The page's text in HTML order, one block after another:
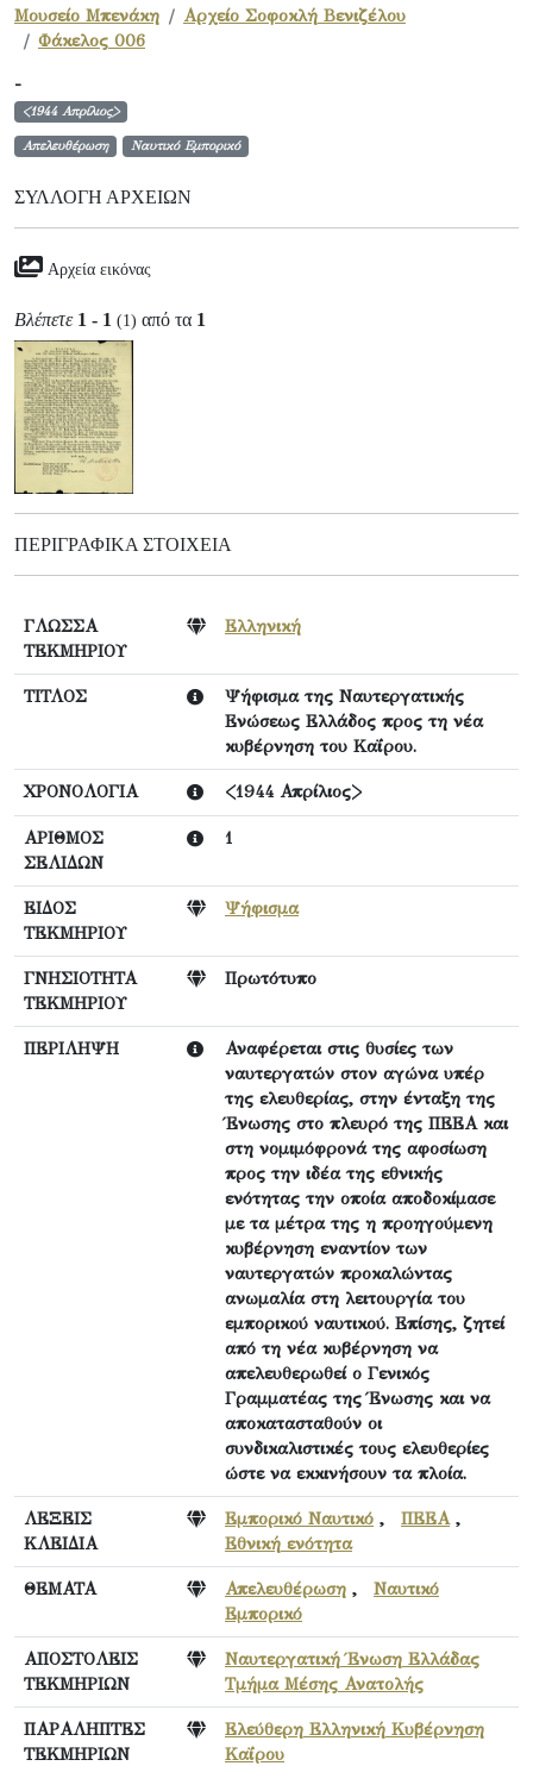
Μουσείο Μπενάκη
Αρχείο Σοφοκλή Βενιζέλου
Φάκελος 006
-
<1944 Απρίλιος>
Απελευθέρωση Ναυτικό Εμπορικό
ΣΥΛΛΟΓΉ ΑΡΧΕΊΩΝ
Αρχεία εικόνας
Βλέπετε 1 - 1 (1) από τα 1
ΠΕΡΙΓΡΑΦΙΚΆ ΣΤΟΙΧΕΊΑ
ΓΛΩΣΣΑ
ΤΕΚΜΗΡΙΟΥ
Ελληνική
ΤΙΤΛΟΣ
Ψήφισμα της Ναυτεργατικής
Ενώσεως Ελλάδος προς τη νέα
κυβέρνηση του Καΐρου.
ΧΡΟΝΟΛΟΓΙΑ <1944 Απρίλιος>
ΑΡΙΘΜΟΣ
ΣΕΛΙΔΩΝ
1
ΕΙΔΟΣ
ΤΕΚΜΗΡΙΟΥ
Ψήφισμα
ΓΝΗΣΙΟΤΗΤΑ
ΤΕΚΜΗΡΙΟΥ
Πρωτότυπο
ΠΕΡΙΛΗΨΗ
Αναφέρεται στις θυσίες των
ναυτεργατών στον αγώνα υπέρ
της ελευθερίας, στην ένταξη της
Ένωσης στο πλευρό της ΠΕΕΑ και
στη νομιμόφρονά της αφοσίωση
προς την ιδέα της εθνικής
ενότητας την οποία αποδοκίμασε
με τα μέτρα της η προηγούμενη
κυβέρνηση εναντίον των
ναυτεργατών προκαλώντας
ανωμαλία στη λειτουργία του
εμπορικού ναυτικού. Επίσης, ζητεί
από τη νέα κυβέρνηση να
απελευθερωθεί ο Γενικός
Γραμματέας της Ένωσης και να
αποκατασταθούν οι
συνδικαλιστικές τους ελευθερίες
ώστε να εκκινήσουν τα πλοία.
ΛΕΞΕΙΣ
ΚΛΕΙΔΙΑ
Εμπορικό Ναυτικό , ΠΕΕΑ,
Εθνική ενότητα
ΘΕΜΑΤΑ Απελευθέρωση , Ναυτικό
Εμπορικό
ΑΠΟΣΤΟΛΕΙΣ
ΤΕΚΜΗΡΙΩΝ
Ναυτεργατική Ένωση Ελλάδας
Τμήμα Μέσης Ανατολής
ΠΑΡΑΛΗΠΤΕΣ
ΤΕΚΜΗΡΙΩΝ
Ελεύθερη Ελληνική Κυβέρνηση
Καΐρου